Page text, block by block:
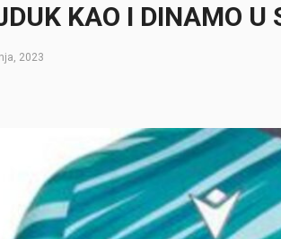
KAO I DINAMO
2023